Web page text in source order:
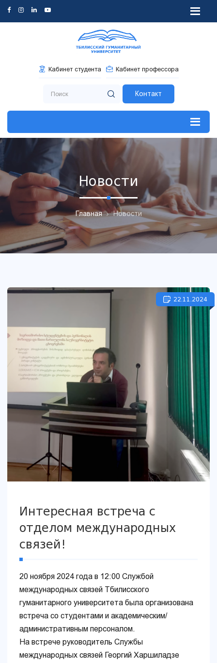
Кабинет студента Кабинет профессора
Контакт
Новости
Главная Новости
22.11.2024
Интересная встреча с
отделом международных
связей!
20 ноября 2024 года в 12:00 Службой
международных связей Тбилисского
гуманитарного университета была организована
встреча со студентами и академическим/
административным персоналом.
На встрече руководитель Службы
международных связей Георгий Харшиладзе